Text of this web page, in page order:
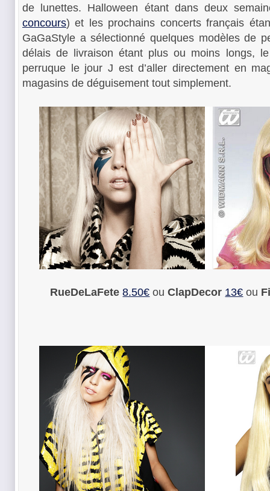
de lunettes. Halloween étant dans deux
concours) et les prochains concerts français
GaGaStyle a sélectionné quelques modèles de
délais de livraison étant plus ou moins longs,
perruque le jour J est d’aller directement en
magasins de déguisement tout simplement.
RueDeLaFete 8.50€ ouClapDecor 13€ ou